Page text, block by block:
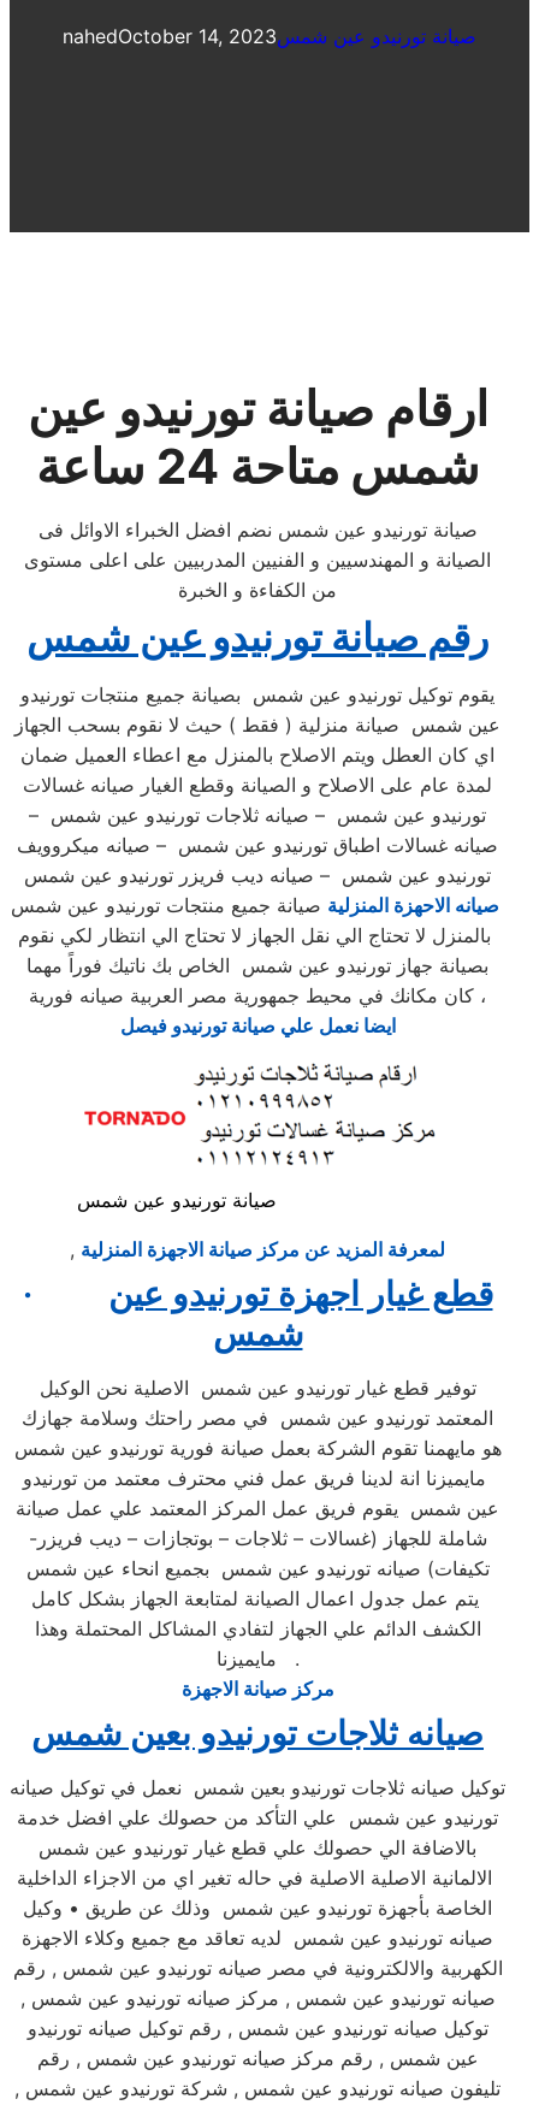
nahedOctober 14, 2023صيانة تورنيدو عين شمس
ارقام صيانة تورنيدو عين
شمس متاحة 24 ساعة
صيانة تورنيدو عين شمس نضم افضل الخبراء الاوائل فى
الصيانة و المهندسيين و الفنيين المدربيين على اعلى مستوى
من الكفاءة و الخبرة
رقم صيانة تورنيدو عين شمس
يقوم توكيل تورنيدو عين شمس بصيانة جميع منتجات تورنيدو
عين شمس صيانة منزلية ( فقط ) حيث لا نقوم بسحب الجهاز
اي كان العطل ويتم الاصلاح بالمنزل مع اعطاء العميل ضمان
لمدة عام على الاصلاح و الصيانة وقطع الغيار صيانه غسالات
تورنيدو عين شمس – صيانه ثلاجات تورنيدو عين شمس –
صيانه غسالات اطباق تورنيدو عين شمس – صيانه ميكروويف
تورنيدو عين شمس – صيانه ديب فريزر تورنيدو عين شمس
صيانه الاحهزة المنزلية صيانة جميع منتجات تورنيدو عين شمس
بالمنزل لا تحتاج الي نقل الجهاز لا تحتاج الي انتظار لكي نقوم
بصيانة جهاز تورنيدو عين شمس الخاص بك ناتيك فوراً مهما
كان مكانك في محيط جمهورية مصر العربية صيانه فورية ،
ايضا نعمل علي صيانة تورنيدو فيصل
صيانة تورنيدو عين شمس
, لمعرفة المزيد عن مركز صيانة الاجهزة المنزلية
· قطع غيار اجهزة تورنيدو عين
شمس
توفير قطع غيار تورنيدو عين شمس الاصلية نحن الوكيل
المعتمد تورنيدو عين شمس في مصر راحتك وسلامة جهازك
هو مايهمنا تقوم الشركة بعمل صيانة فورية تورنيدو عين شمس
مايميزنا انة لدينا فريق عمل فني محترف معتمد من تورنيدو
عين شمس يقوم فريق عمل المركز المعتمد علي عمل صيانة
شاملة للجهاز (غسالات – ثلاجات – بوتجازات – ديب فريزر-
تكيفات) صيانه تورنيدو عين شمس بجميع انحاء عين شمس
يتم عمل جدول اعمال الصيانة لمتابعة الجهاز بشكل كامل
الكشف الدائم علي الجهاز لتفادي المشاكل المحتملة وهذا
مايميزنا .
مركز صيانة الاجهزة
صيانه ثلاجات تورنيدو بعين شمس
توكيل صيانه ثلاجات تورنيدو بعين شمس نعمل في توكيل صيانه
تورنيدو عين شمس علي التأكد من حصولك علي افضل خدمة
بالاضافة الي حصولك علي قطع غيار تورنيدو عين شمس
الالمانية الاصلية الاصلية في حاله تغير اي من الاجزاء الداخلية
الخاصة بأجهزة تورنيدو عين شمس وذلك عن طريق • وكيل
صيانه تورنيدو عين شمس لديه تعاقد مع جميع وكلاء الاجهزة
الكهربية والالكترونية في مصر صيانه تورنيدو عين شمس , رقم
صيانه تورنيدو عين شمس , مركز صيانه تورنيدو عين شمس ,
توكيل صيانه تورنيدو عين شمس , رقم توكيل صيانه تورنيدو
عين شمس , رقم مركز صيانه تورنيدو عين شمس , رقم
تليفون صيانه تورنيدو عين شمس , شركة تورنيدو عين شمس ,